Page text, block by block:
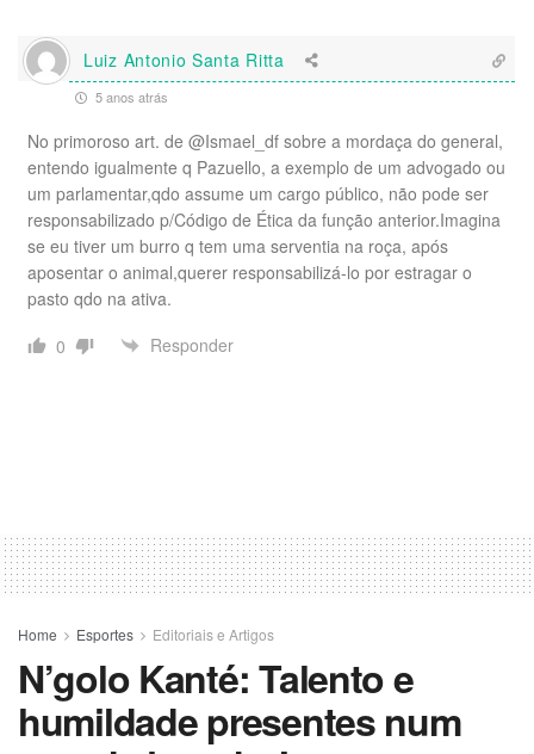
Luiz Antonio Santa Ritta
5 anos atrás
No primoroso art. de @Ismael_df sobre a mordaça do general,
entendo igualmente q Pazuello, a exemplo de um advogado ou
um parlamentar,qdo assume um cargo público, não pode ser
responsabilizado p/Código de Ética da função anterior.Imagina
se eu tiver um burro q tem uma serventia na roça, após
aposentar o animal,querer responsabilizá-lo por estragar o
pasto qdo na ativa.
0
Responder
Home Esportes Editoriais e Artigos
N’golo Kanté: Talento e
humildade presentes num